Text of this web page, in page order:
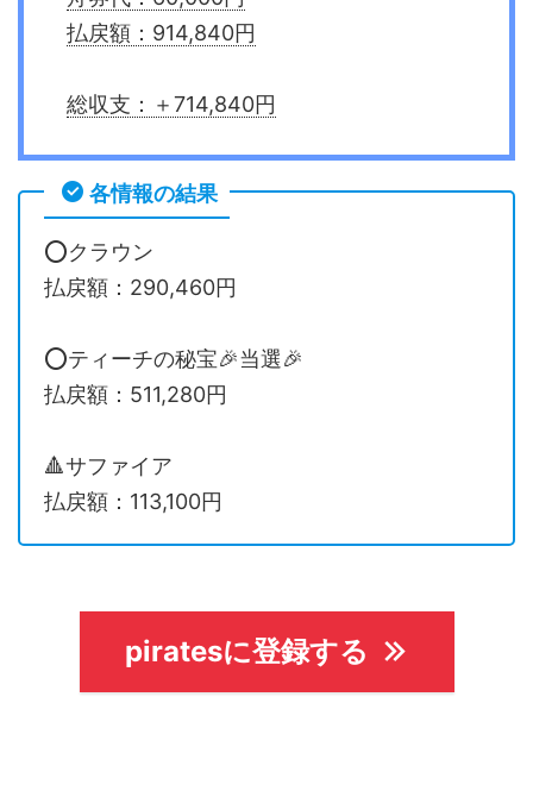
払戻額：914,840円
総収支：＋714,840円
各情報の結果
⭕️クラウン
払戻額：290,460円
⭕️ティーチの秘宝🎉当選🎉
払戻額：511,280円
🔺サファイア
払戻額：113,100円
piratesに登録する